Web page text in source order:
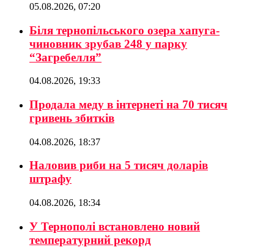
05.08.2026, 07:20
Біля тернопільського озера хапуга-
чиновник зрубав 248 у парку
“Загребелля”
04.08.2026, 19:33
Продала меду в інтернеті на 70 тисяч
гривень збитків
04.08.2026, 18:37
Наловив риби на 5 тисяч доларів
штрафу
04.08.2026, 18:34
У Тернополі встановлено новий
температурний рекорд